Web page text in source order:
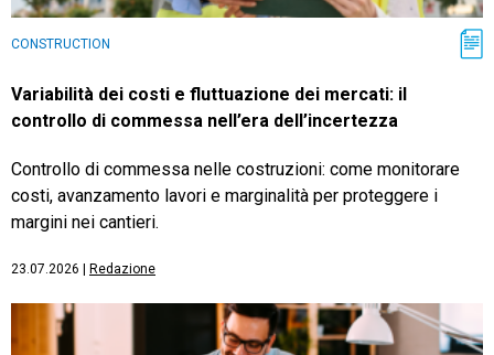
CONSTRUCTION
Variabilità dei costi e fluttuazione dei mercati: il
controllo di commessa nell’era dell’incertezza
Controllo di commessa nelle costruzioni: come monitorare
costi, avanzamento lavori e marginalità per proteggere i
margini nei cantieri.
23.07.2026 Redazione